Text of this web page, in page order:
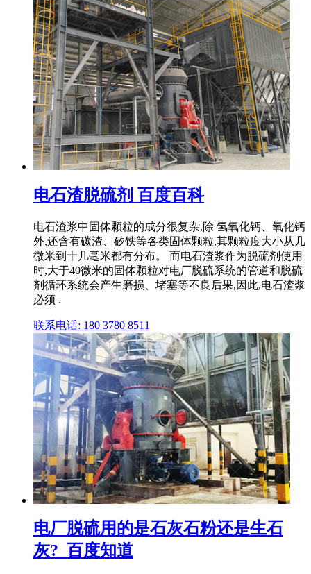
电石渣脱硫剂 百度百科
电石渣浆中固体颗粒的成分很复杂,除 氢氧化钙、氧化钙
外,还含有碳渣、矽铁等各类固体颗粒,其颗粒度大小从几
微米到十几毫米都有分布。 而电石渣浆作为脱硫剂使用
时,大于40微米的固体颗粒对电厂脱硫系统的管道和脱硫
剂循环系统会产生磨损、堵塞等不良后果,因此,电石渣浆
必须 .
联系电话: 180 3780 8511
电厂脱硫用的是石灰石粉还是生石
灰?_百度知道